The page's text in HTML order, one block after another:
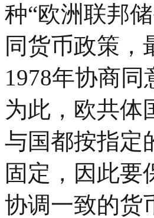
种“欧洲联邦
同货币政策，
1978年协商
为此，欧共体
与国都按指定
固定，因此要
协调一致的货